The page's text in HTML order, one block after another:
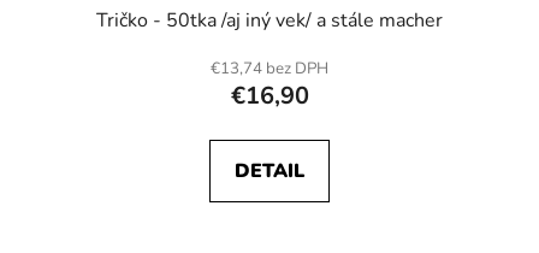
Tričko - 50tka /aj iný vek/ a stále macher
€13,74 bez DPH
€16,90
DETAIL